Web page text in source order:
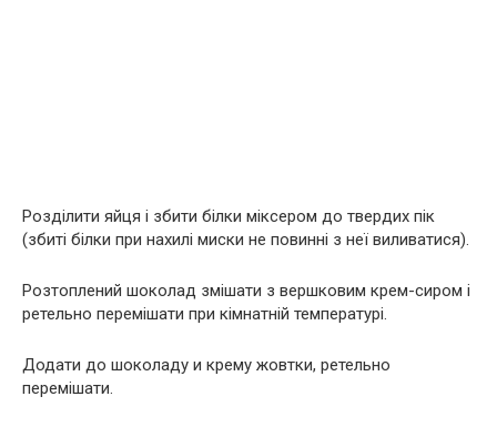
Розділити яйця і збити білки міксером до твердих пік
(збиті білки при нахилі миски не повинні з неї виливатися).
Розтоплений шоколад змішати з вершковим крем-сиром і
ретельно перемішати при кімнатній температурі.
Додати до шоколаду и крему жовтки, ретельно
перемішати.